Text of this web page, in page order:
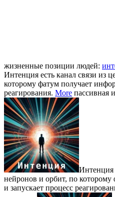
жизненные позиции людей:
Интенция есть канал связи из
которому фатум получает
реагирования. More пассивная и
Интенция
нейронов и орбит, по
и запускает процесс